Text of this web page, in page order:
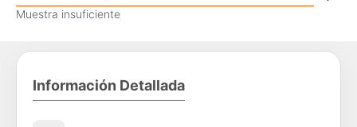
Muestra insuficiente
Información Detallada